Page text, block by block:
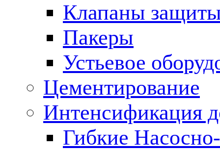
Клапаны
Пакеры
Устьевое
Цементирование
Интенсификация
Гибкие